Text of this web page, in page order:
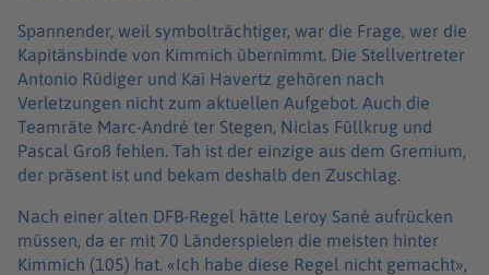
Spannender, weil symbolträchtiger, war die Frage, wer die
Kapitänsbinde von Kimmich übernimmt. Die Stellvertreter
Antonio Rüdiger und Kai Havertz gehören nach
Verletzungen nicht zum aktuellen Aufgebot. Auch die
Teamräte Marc-André ter Stegen, Niclas Füllkrug und
Pascal Groß fehlen. Tah ist der einzige aus dem Gremium,
der präsent ist und bekam deshalb den Zuschlag.
Nach einer alten DFB-Regel hätte Leroy Sané aufrücken
müssen, da er mit 70 Länderspielen die meisten hinter
Kimmich (105) hat. «Ich habe diese Regel nicht gemacht»,